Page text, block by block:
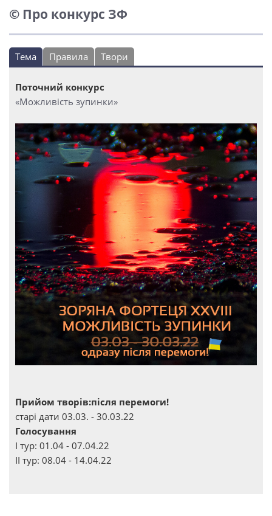
© Про конкурс ЗФ
Тема Правила Твори
Поточний конкурс
«Можливість зупинки»
Прийом творів:після перемоги!
старі дати 03.03. - 30.03.22
Голосування
І тур: 01.04 - 07.04.22
ІІ тур: 08.04 - 14.04.22